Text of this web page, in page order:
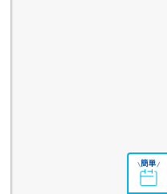
\簡単/